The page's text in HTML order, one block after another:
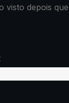
visto depois